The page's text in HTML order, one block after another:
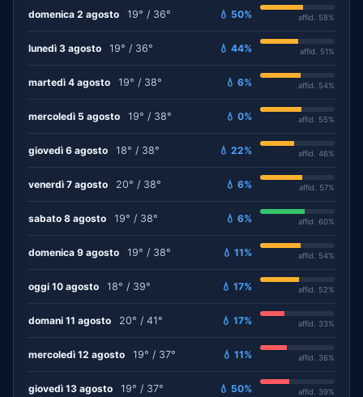
domenica 2 agosto 19° / 36° 💧 50% affid. 58%
lunedì 3 agosto 19° / 36° 💧 44% affid. 51%
martedì 4 agosto 19° / 38° 💧 6% affid. 54%
mercoledì 5 agosto 19° / 38° 💧 0% affid. 55%
giovedì 6 agosto 18° / 38° 💧 22% affid. 46%
venerdì 7 agosto 20° / 38° 💧 6% affid. 57%
sabato 8 agosto 19° / 38° 💧 6% affid. 60%
domenica 9 agosto 19° / 38° 💧 11% affid. 54%
oggi 10 agosto 18° / 39° 💧 17% affid. 52%
domani 11 agosto 20° / 41° 💧 17% affid. 33%
mercoledì 12 agosto 19° / 37° 💧 11% affid. 36%
giovedì 13 agosto 19° / 37° 💧 50% affid. 39%